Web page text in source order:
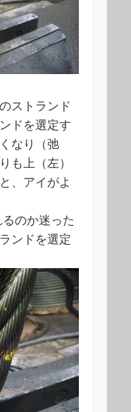
ストランド
ドを選定す
なり（弛
も上（左）
、アイがよ
のか迷った
ンドを選定